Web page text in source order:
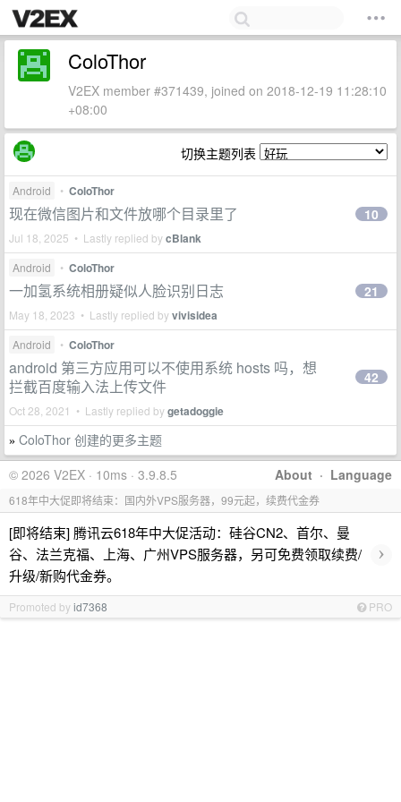
ColoThor
V2EX member #371439, joined on 2018-12-19 11:28:10
+08:00
切换主题列表
Android • ColoThor
现在微信图片和文件放哪个目录里了
Jul 18, 2025 • Lastly replied bycBlank
10
Android • ColoThor
一加氢系统相册疑似人脸识别日志
May 18, 2023 • Lastly replied byvivisidea
21
Android • ColoThor
android 第三方应用可以不使用系统 hosts 吗，想
拦截百度输入法上传文件
Oct 28, 2021 • Lastly replied bygetadoggie
42
» ColoThor 创建的更多主题
About · Language
© 2026 V2EX · 10ms · 3.9.8.5
618年中大促即将结束：国内外VPS服务器，99元起，续费代金券
[即将结束] 腾讯云618年中大促活动：硅谷CN2、首尔、曼
谷、法兰克福、上海、广州VPS服务器，另可免费领取续费/
升级/新购代金券。
›
Promoted byid7368 PRO